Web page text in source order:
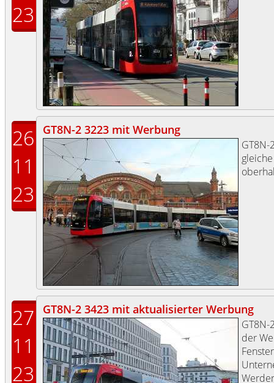
23
26
11
23
GT8N-2 3223 mit Werbung
27
11
23
GT8N-2 3423 mit aktualisierter Werbung
der